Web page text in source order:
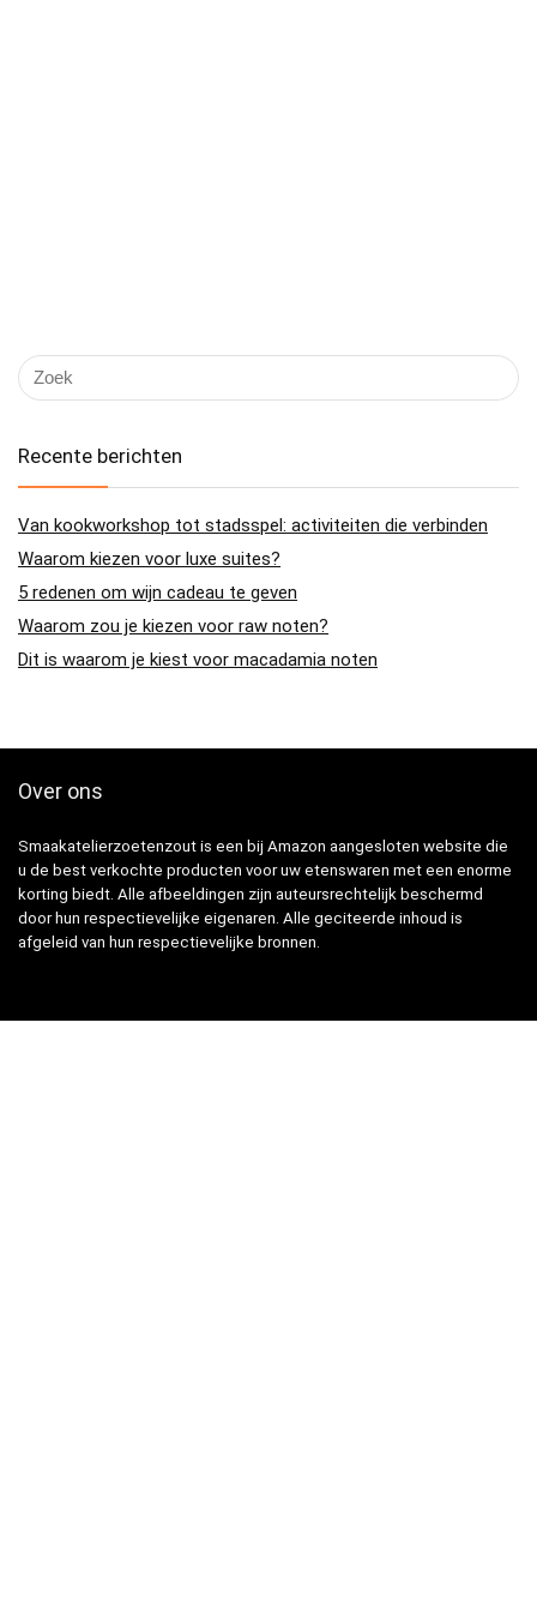
Recente berichten
Van kookworkshop tot stadsspel: activiteiten die verbinden
Waarom kiezen voor luxe suites?
5 redenen om wijn cadeau te geven
Waarom zou je kiezen voor raw noten?
Dit is waarom je kiest voor macadamia noten
Over ons
Smaakatelierzoetenzout is een bij Amazon aangesloten website die
u de best verkochte producten voor uw etenswaren met een enorme
korting biedt. Alle afbeeldingen zijn auteursrechtelijk beschermd
door hun respectievelijke eigenaren. Alle geciteerde inhoud is
afgeleid van hun respectievelijke bronnen.